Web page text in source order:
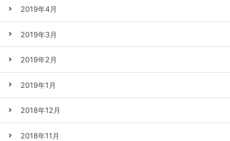
2019年4月
2019年3月
2019年2月
2019年1月
2018年12月
2018年11月